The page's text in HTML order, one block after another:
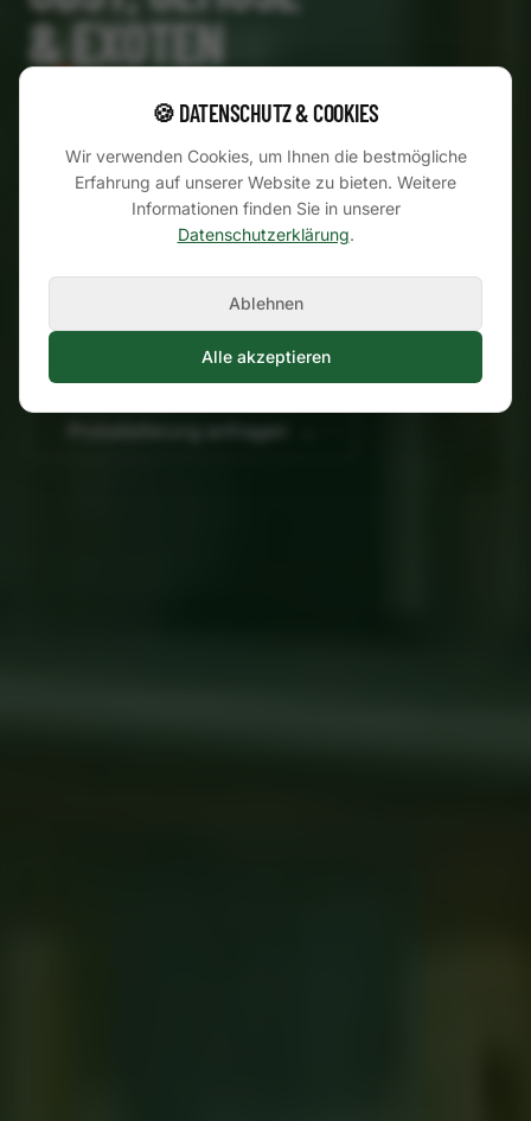
🍪 DATENSCHUTZ & COOKIES
Wir verwenden Cookies, um Ihnen die bestmögliche
Erfahrung auf unserer Website zu bieten. Weitere
Informationen finden Sie in unserer
Datenschutzerklärung.
Ablehnen
Alle akzeptieren
& EXOTEN
FÜR PROFIS
Modernes Frischezentrum in Aschaffenburg.
Tiefes Sortiment mit über 800 Artikeln,
regionale & europaweite Zulieferer, fester
Ansprechpartner für Gastronomie & Handel.